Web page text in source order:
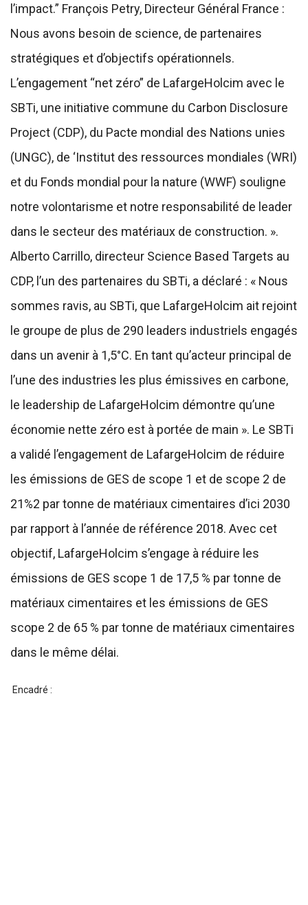
l’impact.” François Petry, Directeur Général France :
Nous avons besoin de science, de partenaires
stratégiques et d’objectifs opérationnels.
L’engagement “net zéro” de LafargeHolcim avec le
SBTi, une initiative commune du Carbon Disclosure
Project (CDP), du Pacte mondial des Nations unies
(UNGC), de ‘Institut des ressources mondiales (WRI)
et du Fonds mondial pour la nature (WWF) souligne
notre volontarisme et notre responsabilité de leader
dans le secteur des matériaux de construction. ».
Alberto Carrillo, directeur Science Based Targets au
CDP, l’un des partenaires du SBTi, a déclaré : « Nous
sommes ravis, au SBTi, que LafargeHolcim ait rejoint
le groupe de plus de 290 leaders industriels engagés
dans un avenir à 1,5°C. En tant qu’acteur principal de
l’une des industries les plus émissives en carbone,
le leadership de LafargeHolcim démontre qu’une
économie nette zéro est à portée de main ». Le SBTi
a validé l’engagement de LafargeHolcim de réduire
les émissions de GES de scope 1 et de scope 2 de
21%2 par tonne de matériaux cimentaires d’ici 2030
par rapport à l’année de référence 2018. Avec cet
objectif, LafargeHolcim s’engage à réduire les
émissions de GES scope 1 de 17,5 % par tonne de
matériaux cimentaires et les émissions de GES
scope 2 de 65 % par tonne de matériaux cimentaires
dans le même délai.
Encadré :